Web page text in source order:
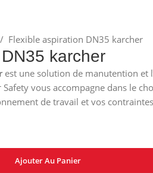
/ Flexible aspiration DN35 karcher
karcher
est une solution de manutention et
Safety vous accompagne dans le
de travail et vos
Ajouter Au Panier